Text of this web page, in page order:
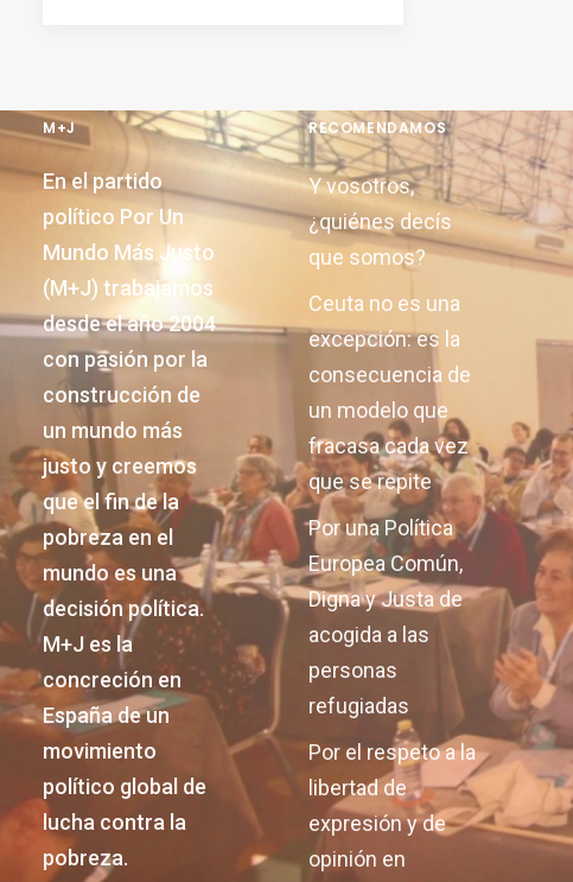
M+J
En el partido
político Por Un
Mundo Más Justo
(M+J) trabajamos
desde el año 2004
con pasión por la
construcción de
un mundo más
justo y creemos
que el fin de la
pobreza en el
mundo es una
decisión política.
M+J es la
concreción en
España de un
movimiento
político global de
lucha contra la
pobreza.
RECOMENDAMOS
Y vosotros,
¿quiénes decís
que somos?
Ceuta no es una
excepción: es la
consecuencia de
un modelo que
fracasa cada vez
que se repite
Por una Política
Europea Común,
Digna y Justa de
acogida a las
personas
refugiadas
Por el respeto a la
libertad de
expresión y de
opinión en